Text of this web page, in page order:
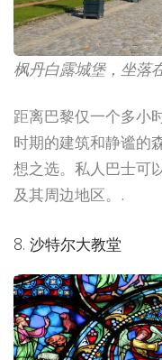
枫丹白露城堡，坐落
距离巴黎仅一个多小
时期的建筑和静谧的
想之选。私人巴士可
及其周边地区。.
8. 沙特尔大教堂